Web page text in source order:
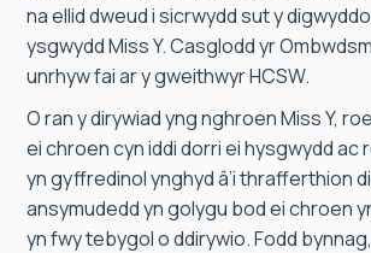
na ellid dweud i sicrwydd sut y
ysgwydd Miss Y. Casglodd yr
unrhyw fai ar y gweithwyr HCSW.
O ran y dirywiad yng nghroen Miss Y,
ei chroen cyn iddi dorri ei hysgwydd ac
yn gyffredinol ynghyd â’i thrafferthion
ansymudedd yn golygu bod ei chroen
yn fwy tebygol o ddirywio. Fodd